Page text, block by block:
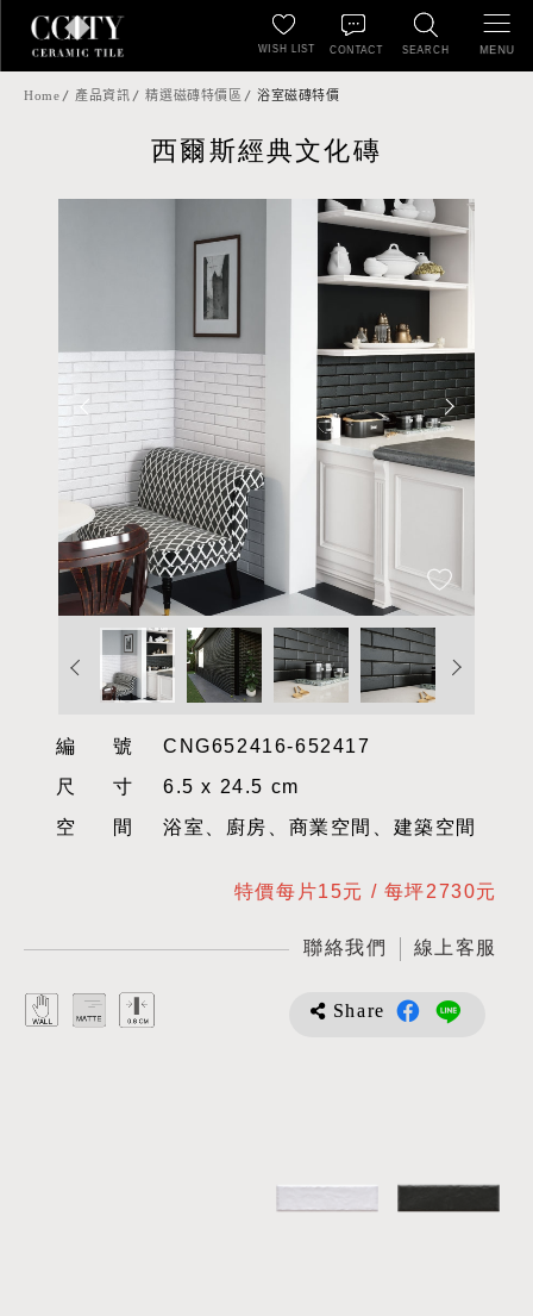
SEARCH
WISH LIST CONTACT MENU
Home 產品資訊 精選磁磚特價區 浴室磁磚特價
西爾斯經典文化磚
編號CNG652416-652417
尺寸6.5 x 24.5 cm
空間浴室、廚房、商業空間、建築空間
特價每片15元 / 每坪2730元
聯絡我們 線上客服
Share